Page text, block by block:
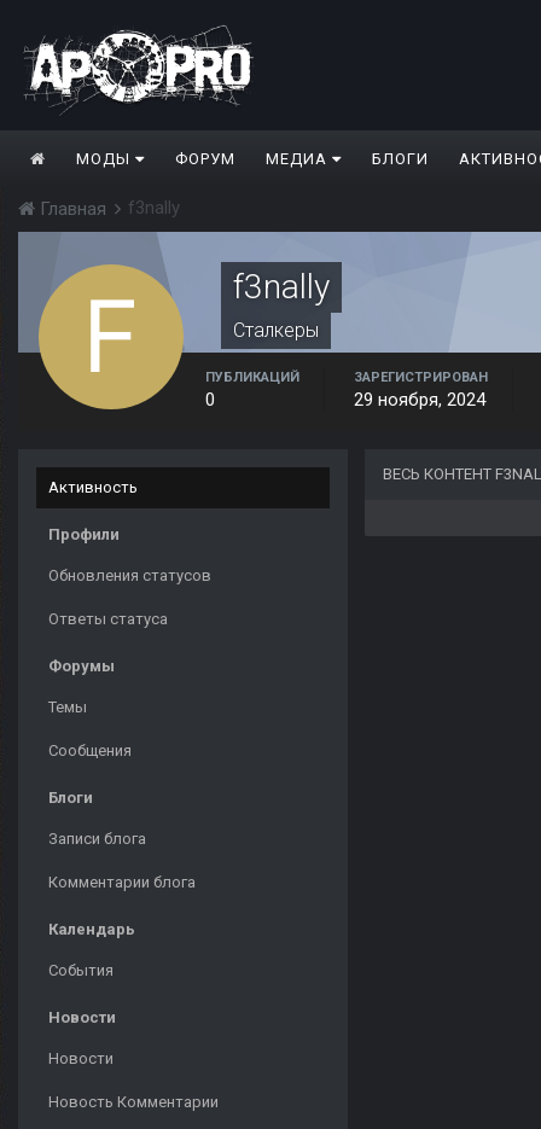
МОДЫ ФОРУМ МЕДИА БЛОГИ
Главная f3nally
f3nally
Сталкеры
ПУБЛИКАЦИЙ
0
ЗАРЕГИСТРИРОВАН
29 ноября, 2024
Активность
Профили
Обновления статусов
Ответы статуса
Форумы
Темы
Сообщения
Блоги
Записи блога
Комментарии блога
Календарь
События
Новости
Новости
Новость Комментарии
ВЕСЬ КОНТЕНТ